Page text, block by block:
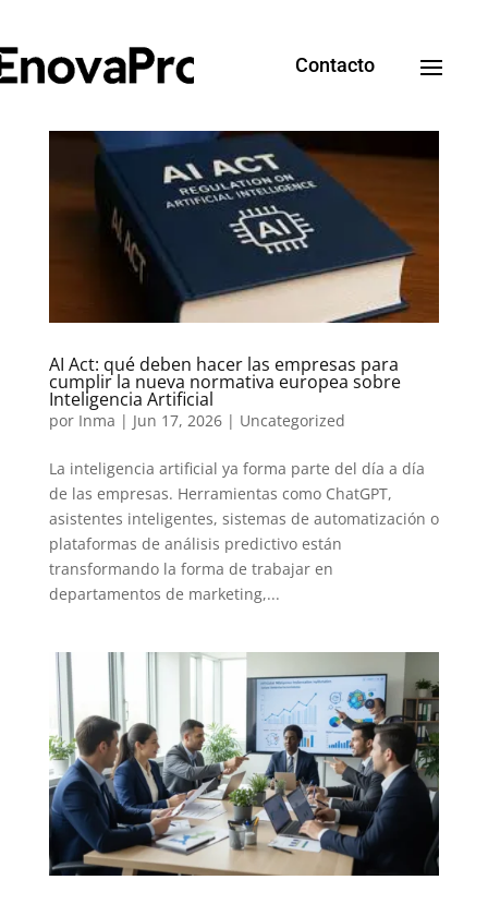
Contacto
AI Act: qué deben hacer las empresas para
cumplir la nueva normativa europea sobre
Inteligencia Artificial
por Inma | Jun 17, 2026| Uncategorized
La inteligencia artificial ya forma parte del día a día
de las empresas. Herramientas como ChatGPT,
asistentes inteligentes, sistemas de automatización o
plataformas de análisis predictivo están
transformando la forma de trabajar en
departamentos de marketing,...